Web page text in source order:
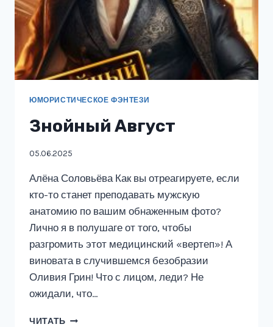
ЮМОРИСТИЧЕСКОЕ ФЭНТЕЗИ
Знойный Август
05.06.2025
Алёна Соловьёва Как вы отреагируете, если
кто-то станет преподавать мужскую
анатомию по вашим обнаженным фото?
Лично я в полушаге от того, чтобы
разгромить этот медицинский «вертеп»! А
виновата в случившемся безобразии
Оливия Грин! Что с лицом, леди? Не
ожидали, что…
ЧИТАТЬ ЗНОЙНЫЙ